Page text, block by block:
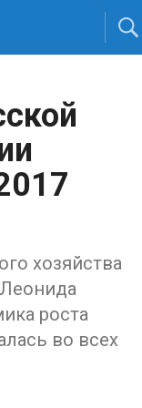
хозяйства
роста
во всех